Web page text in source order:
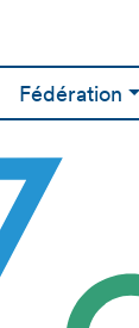
Fédération